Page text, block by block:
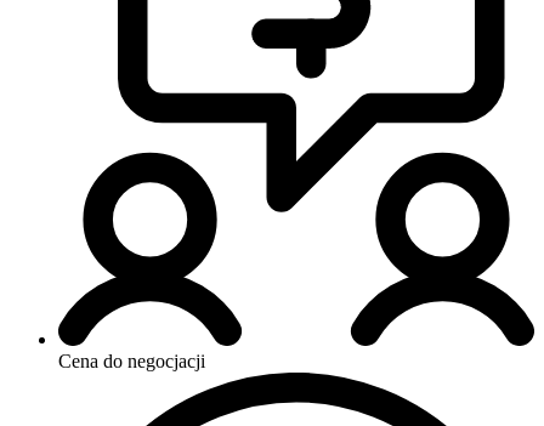
Cena do negocjacji